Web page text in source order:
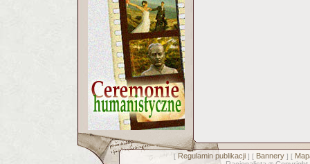
[ Regulamin publikacji] [ Bannery] [